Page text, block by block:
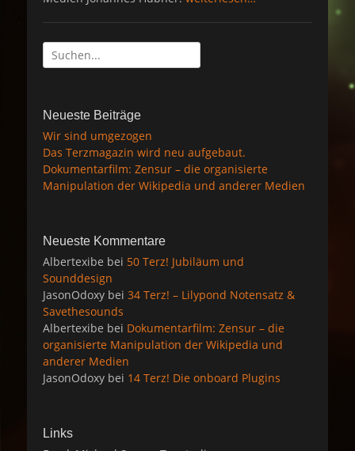
e
d
Suche
nach:
Neueste Beiträge
Wir sind umgezogen
Das Terzmagazin wird neu aufgebaut.
Dokumentarfilm: Zensur – die organisierte
Manipulation der Wikipedia und anderer Medien
Neueste Kommentare
Albertexibe bei 50 Terz! Jubiläum und
Sounddesign
JasonOdoxy bei 34 Terz! – Lilypond Notensatz &
Savethesounds
Albertexibe bei Dokumentarfilm: Zensur – die
organisierte Manipulation der Wikipedia und
anderer Medien
JasonOdoxy bei 14 Terz! Die onboard Plugins
Links